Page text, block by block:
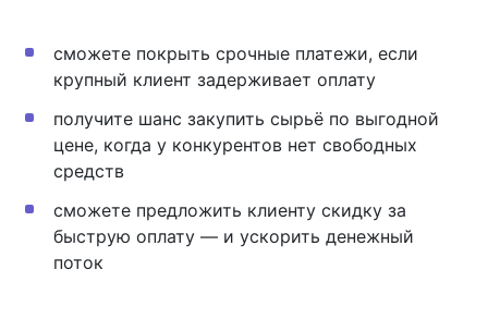
сможете покрыть срочные платежи, если
крупный клиент задерживает оплату
получите шанс закупить сырьё по выгодной
цене, когда у конкурентов нет свободных
средств
сможете предложить клиенту скидку за
быструю оплату — и ускорить денежный
поток